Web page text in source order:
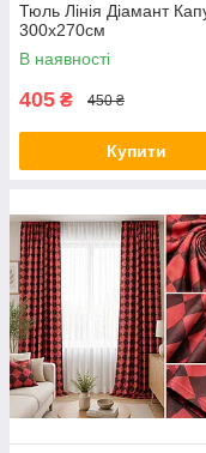
Тюль Лінія Діамант
300х270см
В наявності
405 ₴ 450 ₴
Купити